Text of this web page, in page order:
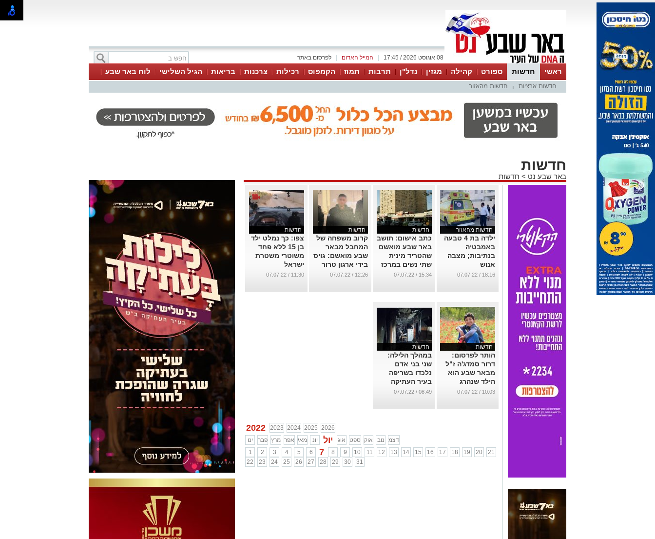
לפרסום באתר המייל האדום 08 אוגוסט 2026 / 17:45
ראשי חדשות ספורט קהילה מגזין נדל"ן תרבות תמוז הקמפוס רכילות צרכנות בריאות הגיל השלישי
לוח באר שבע
עסקים
טיפים והמלצותחדשות ארציות חדשות מהאזור
חדשות
באר שבע נט > חדשות
חדשות מהאזור
ילדה בת 4 טבעה
באמבטיה
בנתיבות; מצבה
אנוש
...
18:16 / 07.07.22
חדשות
כתב אישום: תושב
באר שבע מואשם
שהטריד מינית
שתי נשים במרכז
גילת
15:34 / 07.07.22
חדשות
קרוב משפחה של
המחבל מבאר
שבע מואשם: גויס
בידי ארגון טרור
במטרה להסתנן
...
12:26 / 07.07.22
חדשות
צפו: כך נמלט ילד
בן 15 ללא פחד
משוטרי משטרת
ישראל
...
11:30 / 07.07.22
חדשות
הותר לפרסום:
דרור סמדג'ה ז"ל
מבאר שבע הוא
הילד שנהרג
בספרד
10:03 / 07.07.22
חדשות
במהלך הלילה:
שני בני אדם
נלכדו בשריפה
בעיר העתיקה
...
08:49 / 07.07.22
2022 2023 2024 2025 2026
ינו
פבר מרץ אפר מאי יונ יול אוג ספט אוק נוב
דצמ
1
2 3 4 5 6 7 8 9 10 11 12 13 14 15 16 17 18 19 20
21
22
23 24 25 26 27 28 29 30 31